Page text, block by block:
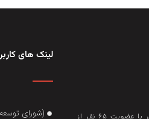
شورای بازرگانی ایران و چین که در بدو امر با عضويت ۶۵ نفر از
لینک های
(شورای